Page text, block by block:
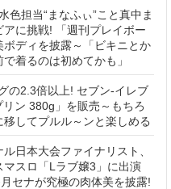
色担当“まなふぃ”こと真中ま
に挑戦! 「週刊プレイボー
ディを披露～「ビキニとか
着るのは初めてかも」
の2.3倍以上! セブン‐イレブ
ン 380g」を販売～もちろ
してプルル～ンと楽しめる
日本大会ファイナリスト、
スロ「Lラブ嬢3」に出演
セナが究極の肉体美を披露!